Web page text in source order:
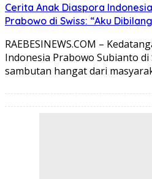
Cerita Anak Diaspora
Prabowo di Swiss: “Aku
RAEBESINEWS.COM –
Indonesia Prabowo Subianto di
sambutan hangat dari